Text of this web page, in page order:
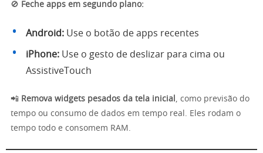
🚫 Feche apps em segundo plano:
Android: Use o botão de apps recentes
iPhone: Use o gesto de deslizar para cima ou
AssistiveTouch
📲 Remova widgets pesados da tela inicial , como previsão do
tempo ou consumo de dados em tempo real. Eles rodam o
tempo todo e consomem RAM.